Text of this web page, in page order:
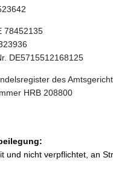
78452135
DE5715512168125
des
HRB 208800
und nicht verpflichtet, an